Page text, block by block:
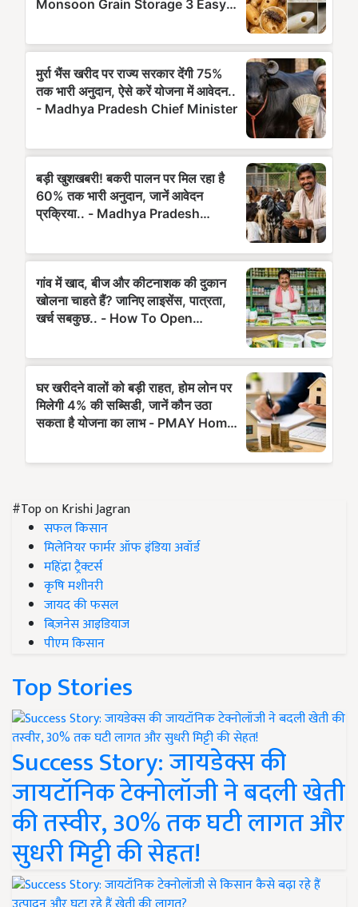
#Top on Krishi Jagran
सफल किसान
मिलेनियर फार्मर ऑफ इंडिया अवॉर्ड
महिंद्रा ट्रैक्टर्स
कृषि मशीनरी
जायद की फसल
बिज़नेस आइडियाज
पीएम किसान
Top Stories
Success Story: जायडेक्स की
जायटॉनिक टेक्नोलॉजी ने बदली खेती
की तस्वीर, 30% तक घटी लागत और
सुधरी मिट्टी की सेहत!